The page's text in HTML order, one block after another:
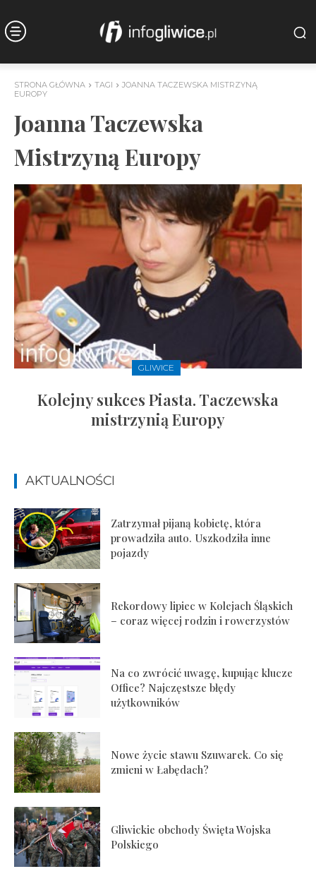
STRONA GŁÓWNA TAGI
JOANNA TACZEWSKA MISTRZYNĄ
EUROPY
Joanna Taczewska
Mistrzyną Europy
GLIWICE
Kolejny sukces Piasta. Taczewska
mistrzynią Europy
AKTUALNOŚCI
Zatrzymał pijaną kobietę, która
prowadziła auto. Uszkodziła inne
pojazdy
Rekordowy lipiec w Kolejach Śląskich
– coraz więcej rodzin i rowerzystów
Na co zwrócić uwagę, kupując klucze
Office? Najczęstsze błędy
użytkowników
Nowe życie stawu Szuwarek. Co się
zmieni w Łabędach?
Gliwickie obchody Święta Wojska
Polskiego